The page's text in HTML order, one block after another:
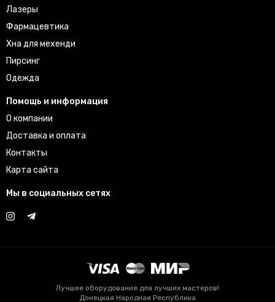
Лазеры
Фармацевтика
Хна для мехенди
Пирсинг
Одежда
Помощь и информация
О компании
Доставка и оплата
Контакты
Карта сайта
Мы в социальных сетях
Лучшее оборудование для лучших мастеров!
Донецкая Народная Республика